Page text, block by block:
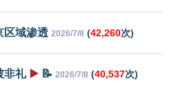
区域渗透 2026/7/8 (42,260次)
非礼 ▶️ 📝 2026/7/8 (40,537次)